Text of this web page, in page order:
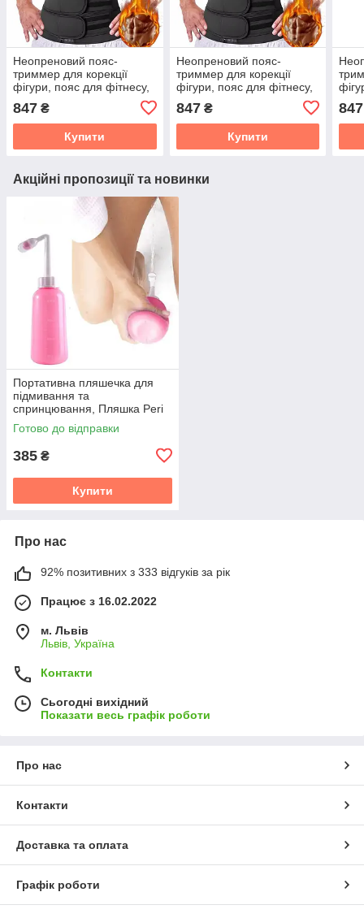
Неопреновий пояс-
триммер для корекції
фігури, пояс для фітнесу,
847 ₴
Купити
Неопреновий пояс-
триммер для корекції
фігури, пояс для фітнесу,
847₴
Купити
847
Акційні пропозиції та новинки
Портативна пляшечка для
підмивання та
спринцювання, Пляшка Peri
500ml (рожевий)
Готово до відправки
385 ₴
Купити
Про нас
92% позитивних з 333 відгуків за рік
Працює з 16.02.2022
м. Львів
Львів, Україна
Контакти
Сьогодні вихідний
Показати весь графік роботи
Про нас
Контакти
Доставка та оплата
Графік роботи